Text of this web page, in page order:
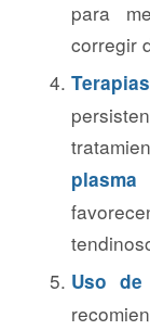
para
corregir
Uso